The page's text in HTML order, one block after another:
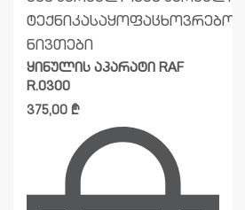
ტექნიკასაყოფაცხოვრებო
ნივთები
ყინულის აპარატი RAF
R.0300
375,00₾